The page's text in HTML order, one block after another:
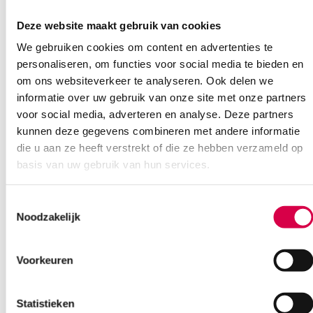
Deze website maakt gebruik van cookies
We gebruiken cookies om content en advertenties te
personaliseren, om functies voor social media te bieden en
om ons websiteverkeer te analyseren. Ook delen we
informatie over uw gebruik van onze site met onze partners
voor social media, adverteren en analyse. Deze partners
kunnen deze gegevens combineren met andere informatie
die u aan ze heeft verstrekt of die ze hebben verzameld op
basis van uw gebruik van hun services.
Noodzakelijk
Voorkeuren
Statistieken
Ook interessant